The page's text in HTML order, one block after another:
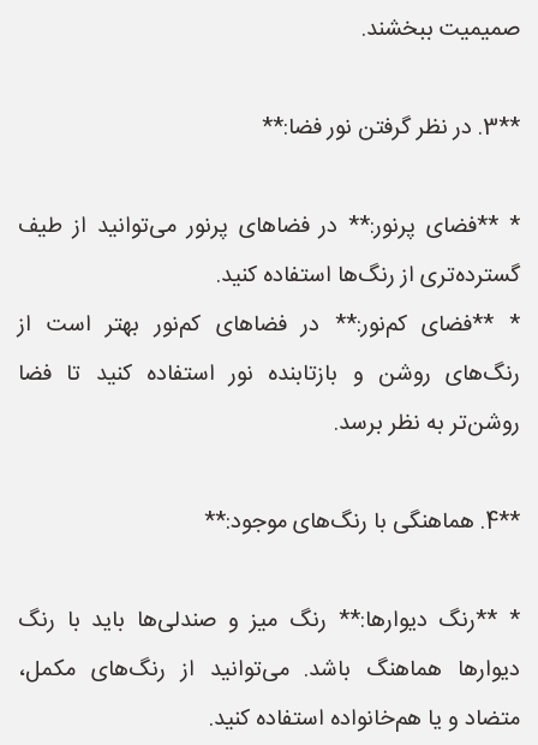
صمیمیت ببخشند.
**3. در نظر گرفتن نور فضا:**
* **فضای پرنور:** در فضاهای پرنور می‌توانید از طیف
گسترده‌تری از رنگ‌ها استفاده کنید.
* **فضای کم‌نور:** در فضاهای کم‌نور بهتر است از
رنگ‌های روشن و بازتابنده نور استفاده کنید تا فضا
روشن‌تر به نظر برسد.
**4. هماهنگی با رنگ‌های موجود:**
* **رنگ دیوارها:** رنگ میز و صندلی‌ها باید با رنگ
دیوارها هماهنگ باشد. می‌توانید از رنگ‌های مکمل،
متضاد و یا هم‌خانواده استفاده کنید.